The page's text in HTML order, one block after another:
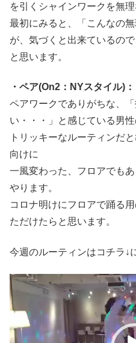
を引くシャインワークを無
最初にみると、「こんなの
が、気づくと出来ているの
と思います。
・ペア(On2：NYスタイル)：
ペアワークでありがちな、
い・・・」と感じている男性
トリッキーなルーティンだ
向けに
一風変わった、フロアでも
やります。
コロナ明けにフロアで踊る
ただけたらと思います。
今週のルーティンはコチラ↓
動
画
プ
レ